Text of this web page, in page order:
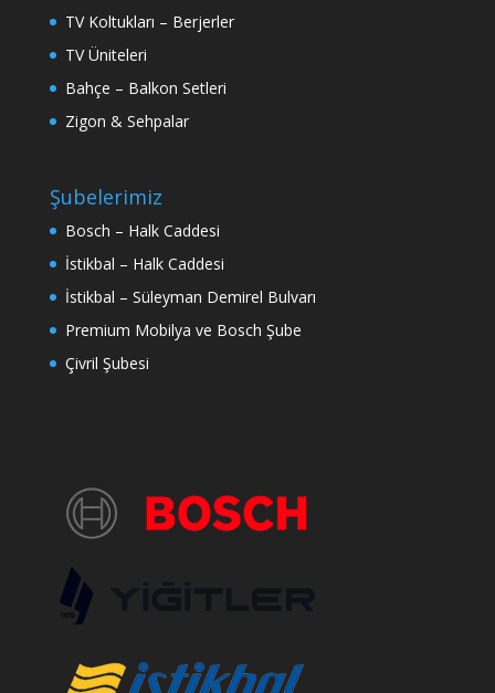
TV Koltukları – Berjerler
TV Üniteleri
Bahçe – Balkon Setleri
Zigon & Sehpalar
Şubelerimiz
Bosch – Halk Caddesi
İstikbal – Halk Caddesi
İstikbal – Süleyman Demirel Bulvarı
Premium Mobilya ve Bosch Şube
Çivril Şubesi